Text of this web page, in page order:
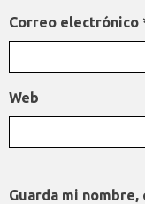
Correo electrónico
Web
Guarda mi